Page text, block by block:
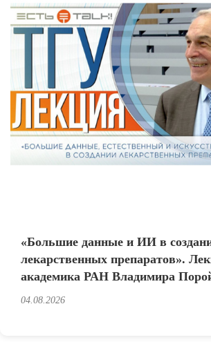
«Большие данные и ИИ в
лекарственных препаратов».
академика РАН Владимира
04.08.2026